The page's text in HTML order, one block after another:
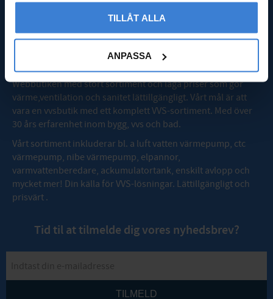
TILLÅT ALLA
ANPASSA
23591 Vellinge
Webbutiken med stort sortiment och låga priser som gör
värme,ventilation och sanitet lättillgängligt. Vårt mål är att
vara en vvsbutik med ett komplett VVS-sortiment. Med över
30 års erfarenhet inom bygg, vvs och bad.
Vårt sortiment inkluderar bl. a luft vatten värmepump, ctc
värmepump, nibe värmepump, elpannor,
varmvattenberedare, ackumulatortank, enskilt avlopp och
mycket mer! Din källa för VVS-lösningar. Lättillgängligt och
prisvärt .
Tid til at tilmelde dig vores nyhedsbrev?
TILMELD